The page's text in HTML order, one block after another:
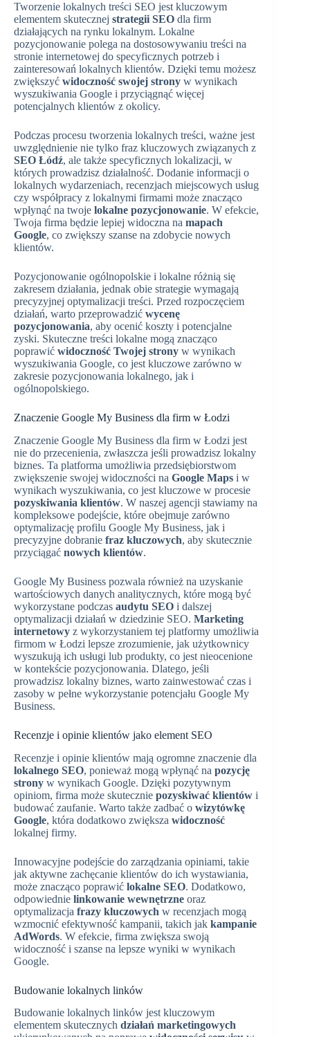
Tworzenie lokalnych treści SEO jest kluczowym
elementem skutecznej strategii SEO dla firm
działających na rynku lokalnym. Lokalne
pozycjonowanie polega na dostosowywaniu treści na
stronie internetowej do specyficznych potrzeb i
zainteresowań lokalnych klientów. Dzięki temu możesz
zwiększyć widoczność swojej strony w wynikach
wyszukiwania Google i przyciągnąć więcej
potencjalnych klientów z okolicy.
Podczas procesu tworzenia lokalnych treści, ważne jest
uwzględnienie nie tylko fraz kluczowych związanych z
SEO Łódź, ale także specyficznych lokalizacji, w
których prowadzisz działalność. Dodanie informacji o
lokalnych wydarzeniach, recenzjach miejscowych usług
czy współpracy z lokalnymi firmami może znacząco
wpłynąć na twoje lokalne pozycjonowanie. W efekcie,
Twoja firma będzie lepiej widoczna na mapach
Google, co zwiększy szanse na zdobycie nowych
klientów.
Pozycjonowanie ogólnopolskie i lokalne różnią się
zakresem działania, jednak obie strategie wymagają
precyzyjnej optymalizacji treści. Przed rozpoczęciem
działań, warto przeprowadzić wycenę
pozycjonowania, aby ocenić koszty i potencjalne
zyski. Skuteczne treści lokalne mogą znacząco
poprawić widoczność Twojej strony w wynikach
wyszukiwania Google, co jest kluczowe zarówno w
zakresie pozycjonowania lokalnego, jak i
ogólnopolskiego.
Znaczenie Google My Business dla firm w Łodzi
Znaczenie Google My Business dla firm w Łodzi jest
nie do przecenienia, zwłaszcza jeśli prowadzisz lokalny
biznes. Ta platforma umożliwia przedsiębiorstwom
zwiększenie swojej widoczności na Google Maps i w
wynikach wyszukiwania, co jest kluczowe w procesie
pozyskiwania klientów. W naszej agencji stawiamy na
kompleksowe podejście, które obejmuje zarówno
optymalizację profilu Google My Business, jak i
precyzyjne dobranie fraz kluczowych, aby skutecznie
przyciągać nowych klientów.
Google My Business pozwala również na uzyskanie
wartościowych danych analitycznych, które mogą być
wykorzystane podczas audytu SEO i dalszej
optymalizacji działań w dziedzinie SEO. Marketing
internetowy z wykorzystaniem tej platformy umożliwia
firmom w Łodzi lepsze zrozumienie, jak użytkownicy
wyszukują ich usługi lub produkty, co jest nieocenione
w kontekście pozycjonowania. Dlatego, jeśli
prowadzisz lokalny biznes, warto zainwestować czas i
zasoby w pełne wykorzystanie potencjału Google My
Business.
Recenzje i opinie klientów jako element SEO
Recenzje i opinie klientów mają ogromne znaczenie dla
lokalnego SEO, ponieważ mogą wpłynąć na pozycję
strony w wynikach Google. Dzięki pozytywnym
opiniom, firma może skutecznie pozyskiwać klientów i
budować zaufanie. Warto także zadbać o wizytówkę
Google, która dodatkowo zwiększa widoczność
lokalnej firmy.
Innowacyjne podejście do zarządzania opiniami, takie
jak aktywne zachęcanie klientów do ich wystawiania,
może znacząco poprawić lokalne SEO. Dodatkowo,
odpowiednie linkowanie wewnętrzne oraz
optymalizacja frazy kluczowych w recenzjach mogą
wzmocnić efektywność kampanii, takich jak kampanie
AdWords. W efekcie, firma zwiększa swoją
widoczność i szanse na lepsze wyniki w wynikach
Google.
Budowanie lokalnych linków
Budowanie lokalnych linków jest kluczowym
elementem skutecznych działań marketingowych